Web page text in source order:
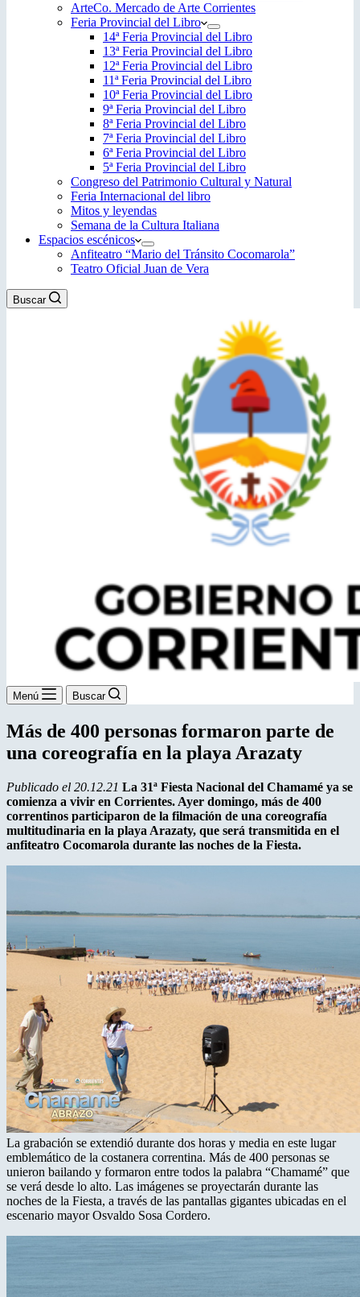
ArteCo. Mercado de Arte Corrientes
Feria Provincial del Libro
14ª Feria Provincial del Libro
13ª Feria Provincial del Libro
12ª Feria Provincial del Libro
11ª Feria Provincial del Libro
10ª Feria Provincial del Libro
9ª Feria Provincial del Libro
8ª Feria Provincial del Libro
7ª Feria Provincial del Libro
6ª Feria Provincial del Libro
5ª Feria Provincial del Libro
Congreso del Patrimonio Cultural y Natural
Feria Internacional del libro
Mitos y leyendas
Semana de la Cultura Italiana
Espacios escénicos
Anfiteatro “Mario del Tránsito Cocomarola”
Teatro Oficial Juan de Vera
Buscar
Menú Buscar
Más de 400 personas formaron parte de
una coreografía en la playa Arazaty
Publicado el 20.12.21 La 31ª Fiesta Nacional del Chamamé ya se
comienza a vivir en Corrientes. Ayer domingo, más de 400
correntinos participaron de la filmación de una coreografía
multitudinaria en la playa Arazaty, que será transmitida en el
anfiteatro Cocomarola durante las noches de la Fiesta.
La grabación se extendió durante dos horas y media en este lugar
emblemático de la costanera correntina. Más de 400 personas se
unieron bailando y formaron entre todos la palabra “Chamamé” que
se verá desde lo alto. Las imágenes se proyectarán durante las
noches de la Fiesta, a través de las pantallas gigantes ubicadas en el
escenario mayor Osvaldo Sosa Cordero.